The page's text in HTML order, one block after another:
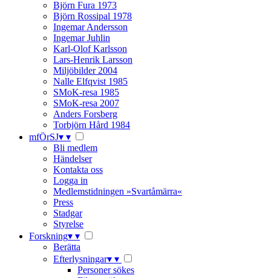
Björn Fura 1973
Björn Rossipal 1978
Ingemar Andersson
Ingemar Juhlin
Karl-Olof Karlsson
Lars-Henrik Larsson
Miljöbilder 2004
Nalle Elfqvist 1985
SMoK-resa 1985
SMoK-resa 2007
Anders Forsberg
Torbjörn Hård 1984
mfÖrSJ▾ ▾
Bli medlem
Händelser
Kontakta oss
Logga in
Medlemstidningen »Svartåmärra«
Press
Stadgar
Styrelse
Forskning▾ ▾
Berätta
Efterlysningar▾ ▾
Personer sökes